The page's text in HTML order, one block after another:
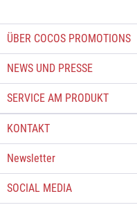
ÜBER COCOS PROMOTIONS
NEWS UND PRESSE
SERVICE AM PRODUKT
KONTAKT
Newsletter
SOCIAL MEDIA